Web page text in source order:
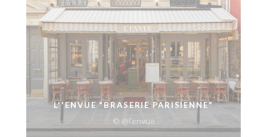
L''ENVUE "BRASERIE PARISIENNE"
© @l'envue